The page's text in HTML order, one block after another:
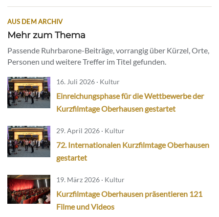
AUS DEM ARCHIV
Mehr zum Thema
Passende Ruhrbarone-Beiträge, vorrangig über Kürzel, Orte,
Personen und weitere Treffer im Titel gefunden.
16. Juli 2026 · Kultur
Einreichungsphase für die Wettbewerbe der
Kurzfilmtage Oberhausen gestartet
29. April 2026 · Kultur
72. Internationalen Kurzfilmtage Oberhausen
gestartet
19. März 2026 · Kultur
Kurzfilmtage Oberhausen präsentieren 121
Filme und Videos